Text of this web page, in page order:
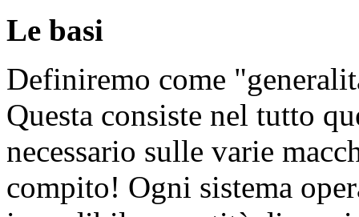
Le basi
Definiremo come
Questa consiste nel tutto
necessario sulle varie
compito! Ogni sistema